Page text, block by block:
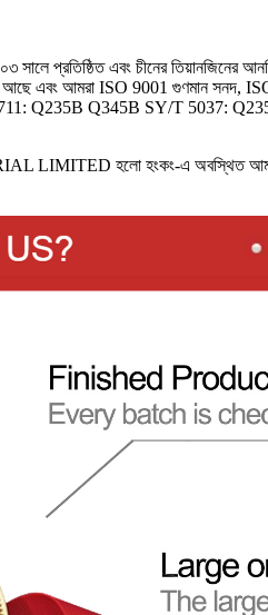
প্রতিষ্ঠিত এবং চীনের তিয়ানজিনের
আছে এবং আমরা ISO 9001 গুণমান
T 9711: Q235B Q345B SY/T
হলো হংকং-এ অবস্থিত